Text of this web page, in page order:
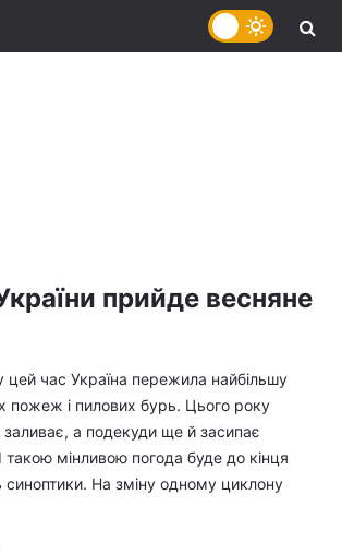
прийде весняне
цей час Україна пережила найбільшу
пожеж і пилових бурь. Цього року
заливає, а подекуди ще й засипає
такою мінливою погода буде до кінця
На зміну одному циклону